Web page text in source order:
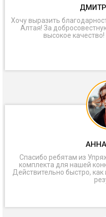
Хочу выразить
Алтая! За
высокое
Спасибо ребятам из
комплекта для нашей
Действительно быстро,